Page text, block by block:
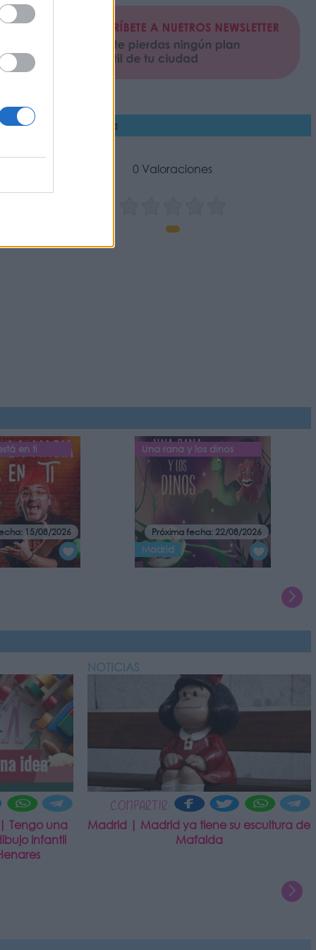
de Mantequilla
0 Valoraciones
en ti
15/08/2026
Una rana y los dinos
Próxima fecha: 22/08/2026
Madrid
Tengo una
infantil
NOTICIAS
COMPARTIR:
Madrid | Madrid ya tiene su escultura de
Mafalda